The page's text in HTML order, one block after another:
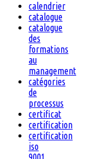
calendrier
catalogue
catalogue
des
formations
au
management
catégories
de
processus
certificat
certification
certification
iso